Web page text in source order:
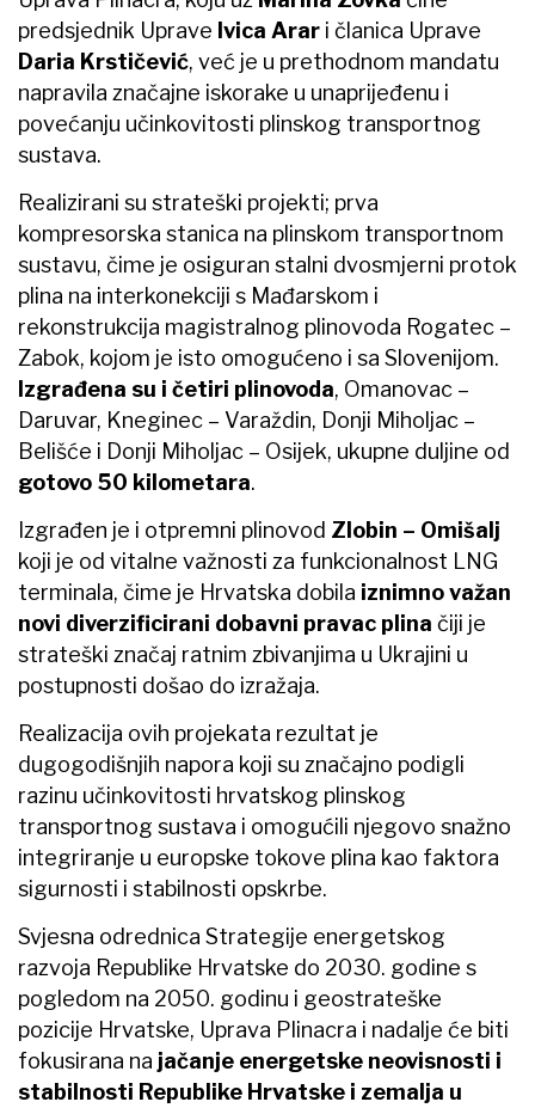
predsjednik Uprave Ivica Arar i članica Uprave
Daria Krstičević, već je u prethodnom mandatu
napravila značajne iskorake u unaprijeđenu i
povećanju učinkovitosti plinskog transportnog
sustava.
Realizirani su strateški projekti; prva
kompresorska stanica na plinskom transportnom
sustavu, čime je osiguran stalni dvosmjerni protok
plina na interkonekciji s Mađarskom i
rekonstrukcija magistralnog plinovoda Rogatec –
Zabok, kojom je isto omogućeno i sa Slovenijom.
Izgrađena su i četiri plinovoda, Omanovac –
Daruvar, Kneginec – Varaždin, Donji Miholjac –
Belišće i Donji Miholjac – Osijek, ukupne duljine od
gotovo 50 kilometara.
Izgrađen je i otpremni plinovod Zlobin – Omišalj
koji je od vitalne važnosti za funkcionalnost LNG
terminala, čime je Hrvatska dobila iznimno važan
novi diverzificirani dobavni pravac plina čiji je
strateški značaj ratnim zbivanjima u Ukrajini u
postupnosti došao do izražaja.
Realizacija ovih projekata rezultat je
dugogodišnjih napora koji su značajno podigli
razinu učinkovitosti hrvatskog plinskog
transportnog sustava i omogućili njegovo snažno
integriranje u europske tokove plina kao faktora
sigurnosti i stabilnosti opskrbe.
Svjesna odrednica Strategije energetskog
razvoja Republike Hrvatske do 2030. godine s
pogledom na 2050. godinu i geostrateške
pozicije Hrvatske, Uprava Plinacra i nadalje će biti
fokusirana na jačanje energetske neovisnosti i
stabilnosti Republike Hrvatske i zemalja u